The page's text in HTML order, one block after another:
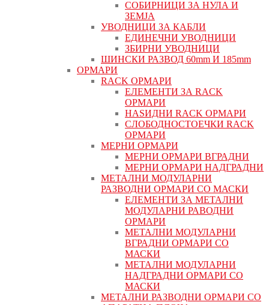
СОБИРНИЦИ ЗА НУЛА И
ЗЕМЈА
УВОДНИЦИ ЗА КАБЛИ
ЕДИНЕЧНИ УВОДНИЦИ
ЗБИРНИ УВОДНИЦИ
ШИНСКИ РАЗВОД 60mm И 185mm
ОРМАРИ
RACK ОРМАРИ
ЕЛЕМЕНТИ ЗА RACK
ОРМАРИ
НАЅИДНИ RACK ОРМАРИ
СЛОБОДНОСТОЕЧКИ RACK
ОРМАРИ
МЕРНИ ОРМАРИ
МЕРНИ ОРМАРИ ВГРАДНИ
МЕРНИ ОРМАРИ НАДГРАДНИ
МЕТАЛНИ МОДУЛАРНИ
РАЗВОДНИ ОРМАРИ СО МАСКИ
ЕЛЕМЕНТИ ЗА МЕТАЛНИ
МОДУЛАРНИ РАВОДНИ
ОРМАРИ
МЕТАЛНИ МОДУЛАРНИ
ВГРАДНИ ОРМАРИ СО
МАСКИ
МЕТАЛНИ МОДУЛАРНИ
НАДГРАДНИ ОРМАРИ СО
МАСКИ
МЕТАЛНИ РАЗВОДНИ ОРМАРИ СО